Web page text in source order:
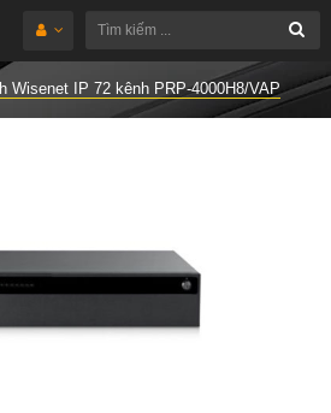
Wisenet IP 72 kênh PRP-4000H8/VAP